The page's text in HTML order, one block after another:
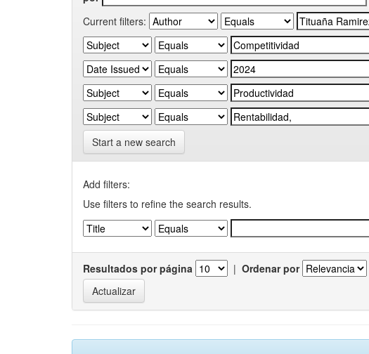
Current filters:
Start a new search
Add filters:
Use filters to refine the search results.
Resultados por página | Ordenar por